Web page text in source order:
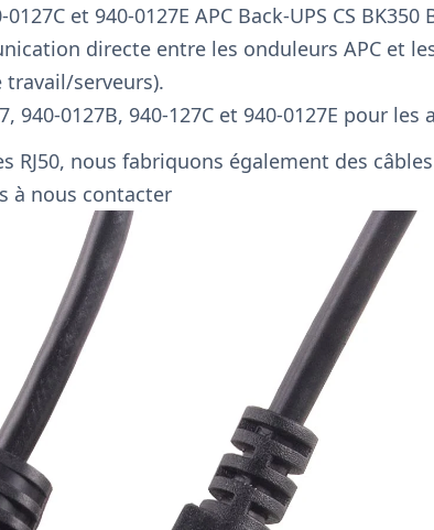
et 940-0127E APC Back-UPS CS BK350
directe entre les onduleurs APC et
serveurs).
0127B, 940-127C et 940-0127E pour les
RJ50, nous fabriquons également des câbles
à nous contacter